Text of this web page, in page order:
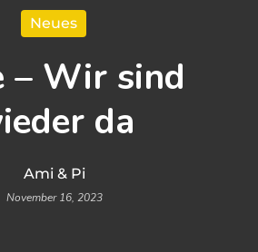
Neues
– Wir sind
da
Ami & Pi
November 16, 2023